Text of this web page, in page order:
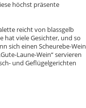
höchst präsente
reicht von blassgelb
hat viele Gesichter, und so
sich einen Scheurebe-Wein
Laune-Wein“ servieren
und Geflügelgerichten